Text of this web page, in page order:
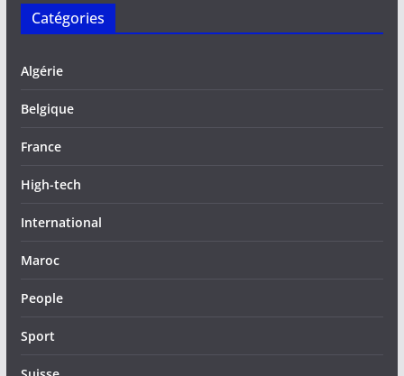
Catégories
Algérie
Belgique
France
High-tech
International
Maroc
People
Sport